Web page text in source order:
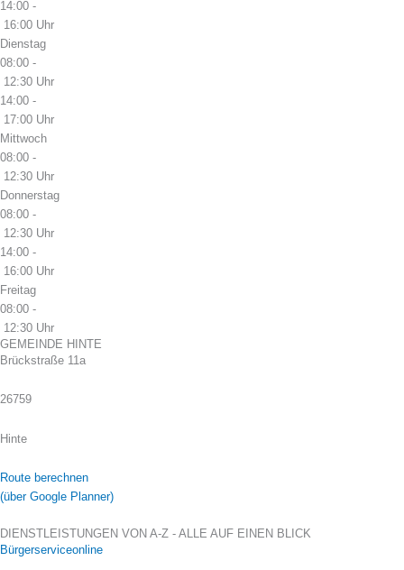
14:00 -
16:00 Uhr
Dienstag
08:00 -
12:30 Uhr
14:00 -
17:00 Uhr
Mittwoch
08:00 -
12:30 Uhr
Donnerstag
08:00 -
12:30 Uhr
14:00 -
16:00 Uhr
Freitag
08:00 -
12:30 Uhr
GEMEINDE HINTE
Brückstraße 11a
26759
Hinte
Route berechnen
(über Google Planner)
DIENSTLEISTUNGEN VON A-Z - ALLE AUF EINEN BLICK
Bürgerserviceonline